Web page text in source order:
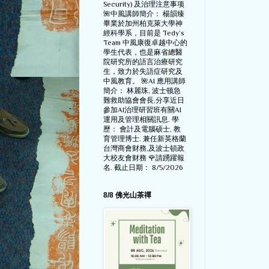
Security) 及治理注意事项
🌺中風講師簡介： 楊韻臻
畢業於加州柏克萊大學神
經科學系，目前是 Tedy‘s
Team 中風康復卓越中心的
學生代表，也是麻省總醫
院研究所的語言治療研究
生，致力於失語症研究及
中風教育。 🌺AI 應用講師
簡介： 林麗珠, 波士顿急
難救助協會會長,分享近日
參加AI治理研習班有關AI
運用及管理相關訊息. 學
歷： 會計及電腦硕士, 教
育管理博士. 兼任新英格蘭
台灣商會财務,及波士頓政
大校友會财務 🌹請踴躍報
名. 截止日期： 8/5/2026
8/8 佛光山茶禪